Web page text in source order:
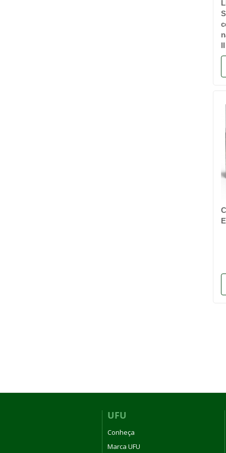
II
UFU
Conheça
Marca UFU